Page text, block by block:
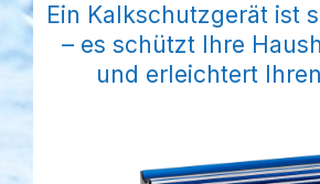
Ein Kalkschutzgerät ist
– es schützt Ihre
und erleichtert